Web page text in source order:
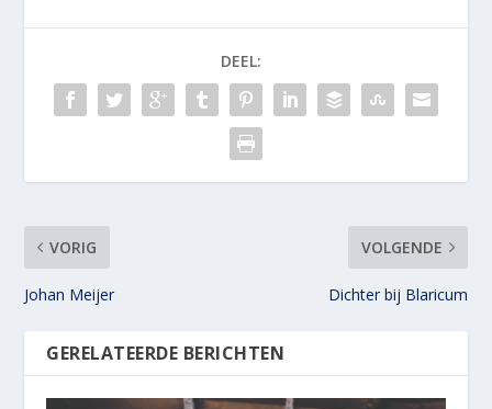
DEEL:
VORIG
Johan Meijer
VOLGENDE
Dichter bij Blaricum
GERELATEERDE BERICHTEN